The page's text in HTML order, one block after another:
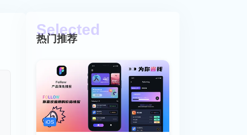
热门推荐
iOS